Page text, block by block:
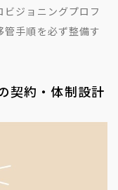
ジョニングプロフ
手順を必ず整備す
契約・体制設計